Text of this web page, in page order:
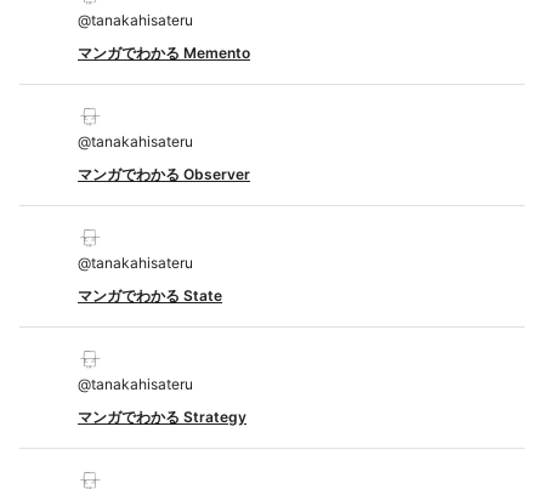
@tanakahisateru
マンガでわかる Memento
@tanakahisateru
マンガでわかる Observer
@tanakahisateru
マンガでわかる State
@tanakahisateru
マンガでわかる Strategy